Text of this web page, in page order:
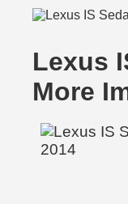
Lexus
More